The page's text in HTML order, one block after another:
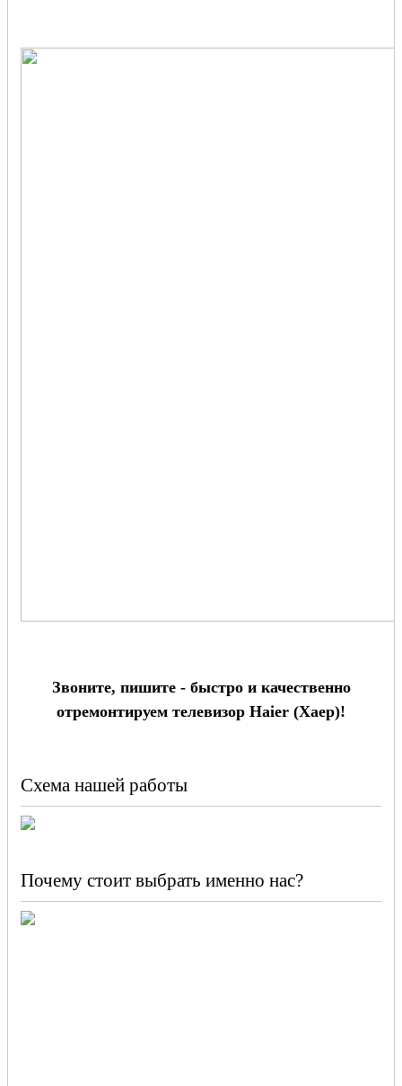
Звоните, пишите - быстро и качественно
отремонтируем телевизор Haier (Хаер)!
Схема нашей работы
Почему стоит выбрать именно нас?